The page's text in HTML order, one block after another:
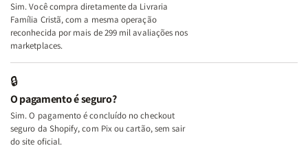
+
A
Mulher
Lar
+
A
Lar
Sim. Você compra diretamente da Livraria
Família Cristã, com a mesma operação
reconhecida por mais de 299 mil avaliações nos
marketplaces.
🔒
O pagamento é seguro?
Sim. O pagamento é concluído no checkout
seguro da Shopify, com Pix ou cartão, sem sair
do site oficial.